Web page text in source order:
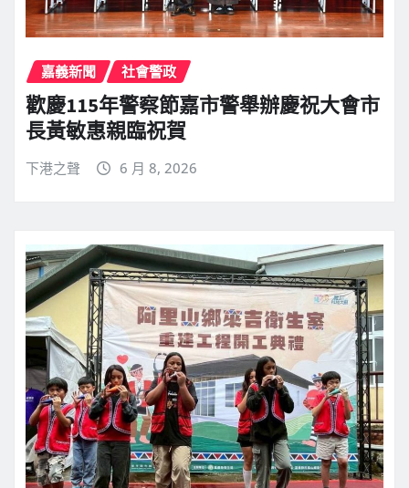
嘉義新聞 社會警政
歡慶115年警察節嘉市警舉辦慶祝大會市
長黃敏惠親臨祝賀
下港之聲 6 月 8, 2026